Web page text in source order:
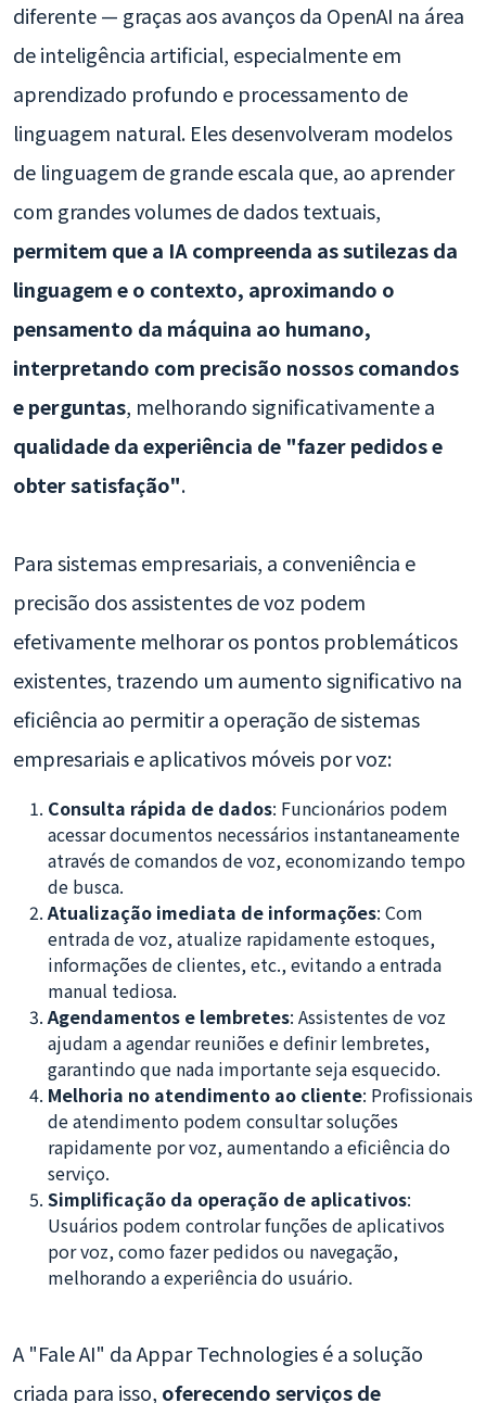
diferente — graças aos avanços da OpenAI na área
de inteligência artificial, especialmente em
aprendizado profundo e processamento de
linguagem natural. Eles desenvolveram modelos
de linguagem de grande escala que, ao aprender
com grandes volumes de dados textuais,
permitem que a IA compreenda as sutilezas da
linguagem e o contexto, aproximando o
pensamento da máquina ao humano,
interpretando com precisão nossos comandos
e perguntas, melhorando significativamente a
qualidade da experiência de "fazer pedidos e
obter satisfação".
Para sistemas empresariais, a conveniência e
precisão dos assistentes de voz podem
efetivamente melhorar os pontos problemáticos
existentes, trazendo um aumento significativo na
eficiência ao permitir a operação de sistemas
empresariais e aplicativos móveis por voz:
Consulta rápida de dados: Funcionários podem
acessar documentos necessários instantaneamente
através de comandos de voz, economizando tempo
de busca.
Atualização imediata de informações: Com
entrada de voz, atualize rapidamente estoques,
informações de clientes, etc., evitando a entrada
manual tediosa.
Agendamentos e lembretes: Assistentes de voz
ajudam a agendar reuniões e definir lembretes,
garantindo que nada importante seja esquecido.
Melhoria no atendimento ao cliente: Profissionais
de atendimento podem consultar soluções
rapidamente por voz, aumentando a eficiência do
serviço.
Simplificação da operação de aplicativos:
Usuários podem controlar funções de aplicativos
por voz, como fazer pedidos ou navegação,
melhorando a experiência do usuário.
A "Fale AI" da Appar Technologies é a solução
criada para isso, oferecendo serviços de